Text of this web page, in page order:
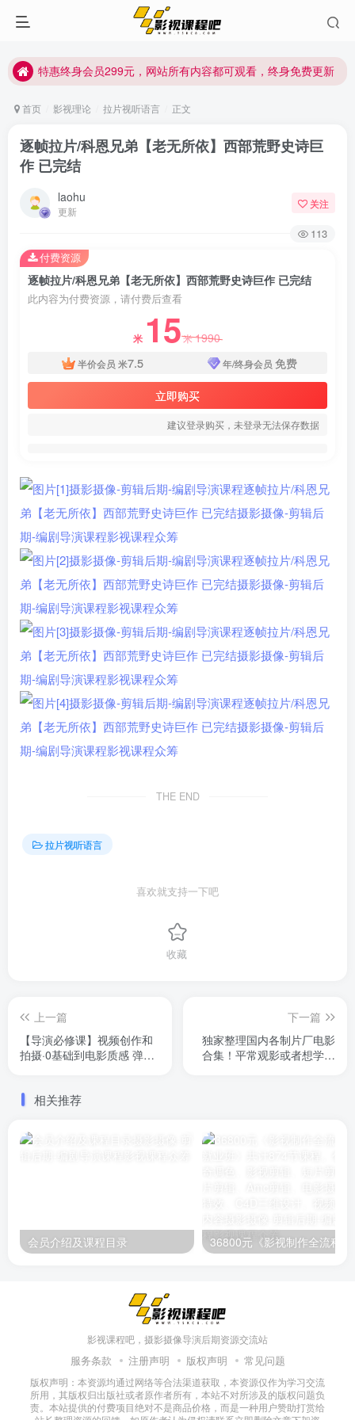
特惠终身会员299元，网站所有内容都可观看，终身免费更新
特惠终身会员299元，网站所有内容都可观看，终身免费更新
首页 影视理论 拉片视听语言 正文
逐帧拉片/科恩兄弟【老无所依】西部荒野史诗巨
作 已完结
laohu
更新
关注
113
逐帧拉片/科恩兄弟【老无所依】西部荒野史诗巨作 已完结
此内容为付费资源，请付费后查看
米 15米1990
半价会员 米7.5 年/终身会员 免费
立即购买
建议登录购买，未登录无法保存数据
付费资源
THE END
拉片视听语言
喜欢就支持一下吧
收藏
上一篇
【导演必修课】视频创作和
拍摄·0基础到电影质感 弹一
下一篇
独家整理国内各制片厂电影
合集！平常观影或者想学习
相关推荐
会员介绍及课程目录
影视课程吧，摄影摄像导演后期资源交流站
服务条款 注册声明 版权声明 常见问题
版权声明：本资源均通过网络等合法渠道获取，本资源仅作为学习交流
所用，其版权归出版社或者原作者所有，本站不对所涉及的版权问题负
责。本站提供的付费项目绝对不是商品价格，而是一种用户赞助打赏给